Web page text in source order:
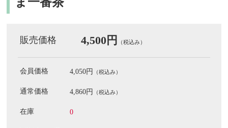
販売価格 4,500円 （税込み）
会員価格 4,050円 （税込み）
通常価格 4,860円 （税込み）
在庫 0